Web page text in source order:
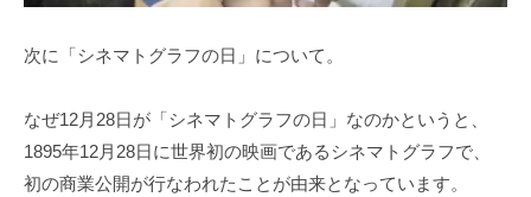
次に「シネマトグラフの日」について。
なぜ12月28日が「シネマトグラフの日」なのかというと、
1895年12月28日に世界初の映画であるシネマトグラフで、
初の商業公開が行なわれたことが由来となっています。